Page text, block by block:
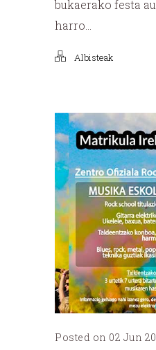
bukaerako festa
harro...
Albisteak
Posted on 02 Jun